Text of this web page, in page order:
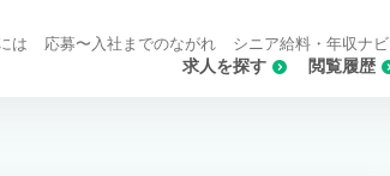
求人を探す 閲覧履歴
は 応募〜入社までのながれ シニア給料・年収ナビ